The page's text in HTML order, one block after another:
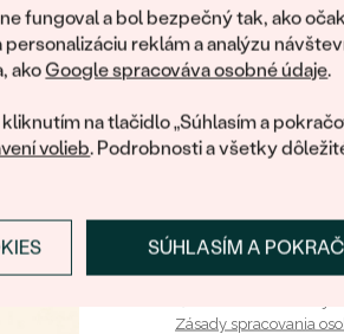
fungoval a bol bezpečný tak, ako
reklám a analýzu
akoGoogle spracováva osobné údaje.
na tlačidlo „Súhlasím a
volieb. Podrobnosti a všetky
SÚHLASÍM A
Doživotný servisDoručenie
Detaily produktu
HRÚBKA:
ŠÍRKA:
poctivo vyrábaných
Ako darček na
obratom pošleme
Prihlásiť sa a
Zásady spracovania